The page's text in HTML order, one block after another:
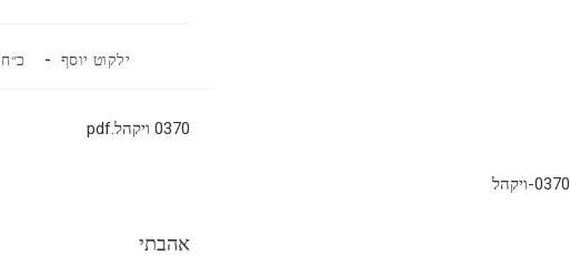
מחבר:
ילקוט יוסף כ״ח
0370 ויקהל.pdf
0370-ויקהל
אהבתי